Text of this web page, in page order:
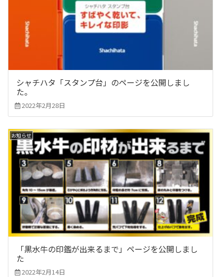
シャチハタ「スタンプ台」のページを公開しまし
た。
2022年2月28日
お知らせ
「黒水牛の印鑑が出来るまで」ページを公開しまし
た
2022年2月14日